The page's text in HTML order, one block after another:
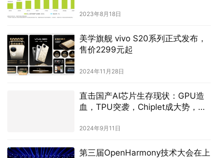
2023年8月18日
美学旗舰 vivo S20系列正式发布，
售价2299元起
2024年11月28日
直击国产AI芯片生存现状：GPU造
血，TPU突袭，Chiplet成大势，网
2024年9月11日
第三届OpenHarmony技术大会在上